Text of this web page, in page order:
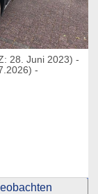
28. Juni 2023) -
-